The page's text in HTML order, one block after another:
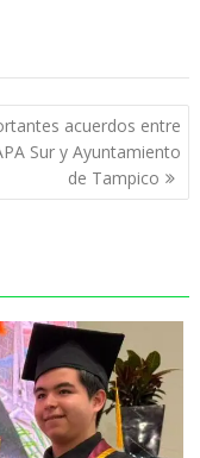
acuerdos entre
Sur y Ayuntamiento
de Tampico